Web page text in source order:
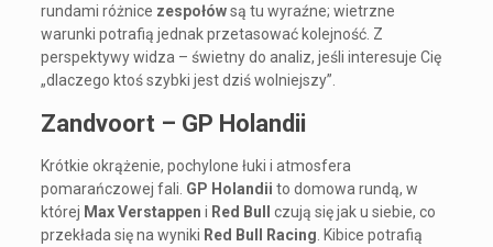
rundami różnice zespołówsą tu wyraźne; wietrzne
warunki potrafią jednak przetasować kolejność. Z
perspektywy widza – świetny do analiz, jeśli interesuje Cię
„dlaczego ktoś szybki jest dziś wolniejszy”.
Zandvoort – GP Holandii
Krótkie okrążenie, pochylone łuki i atmosfera
pomarańczowej fali. GP Holandii to domowa rundą, w
której Max Verstappen i Red Bull
czują się jak u siebie, co
przekłada się na wyniki Red Bull Racing . Kibice potrafią